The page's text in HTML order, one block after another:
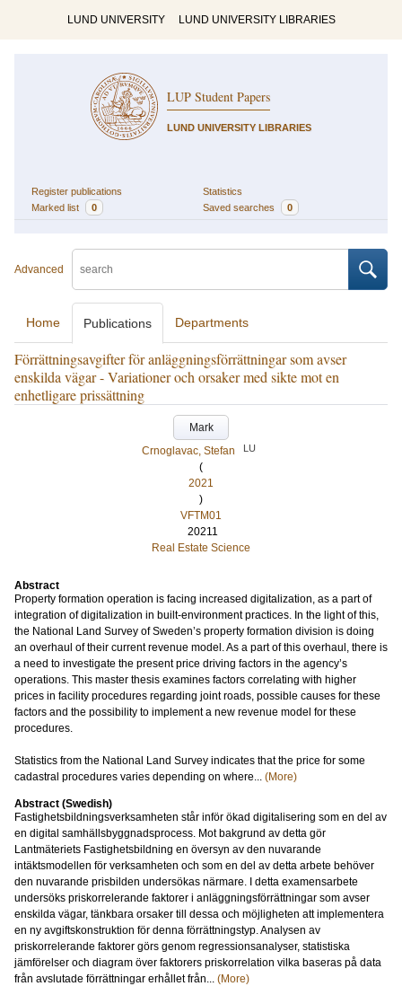
LUND UNIVERSITY LUND UNIVERSITY LIBRARIES
LUP Student Papers
LUND UNIVERSITY LIBRARIES
Register publications
Statistics
Marked list
0 Saved searches 0
Advanced
Home Publications Departments
Förrättningsavgifter för anläggningsförrättningar som avser
enskilda vägar - Variationer och orsaker med sikte mot en
enhetligare prissättning
Mark
Crnoglavac, Stefan
LU
(
2021
)
VFTM01
20211
Real Estate Science
Abstract
Property formation operation is facing increased digitalization, as a part of
integration of digitalization in built-environment practices. In the light of this,
the National Land Survey of Sweden’s property formation division is doing
an overhaul of their current revenue model. As a part of this overhaul, there is
a need to investigate the present price driving factors in the agency’s
operations. This master thesis examines factors correlating with higher
prices in facility procedures regarding joint roads, possible causes for these
factors and the possibility to implement a new revenue model for these
procedures.
Statistics from the National Land Survey indicates that the price for some
cadastral procedures varies depending on where... (More)
Abstract (Swedish)
Fastighetsbildningsverksamheten står inför ökad digitalisering som en del av
en digital samhällsbyggnadsprocess. Mot bakgrund av detta gör
Lantmäteriets Fastighetsbildning en översyn av den nuvarande
intäktsmodellen för verksamheten och som en del av detta arbete behöver
den nuvarande prisbilden undersökas närmare. I detta examensarbete
undersöks priskorrelerande faktorer i anläggningsförrättningar som avser
enskilda vägar, tänkbara orsaker till dessa och möjligheten att implementera
en ny avgiftskonstruktion för denna förrättningstyp. Analysen av
priskorrelerande faktorer görs genom regressionsanalyser, statistiska
jämförelser och diagram över faktorers priskorrelation vilka baseras på data
från avslutade förrättningar erhållet från... (More)